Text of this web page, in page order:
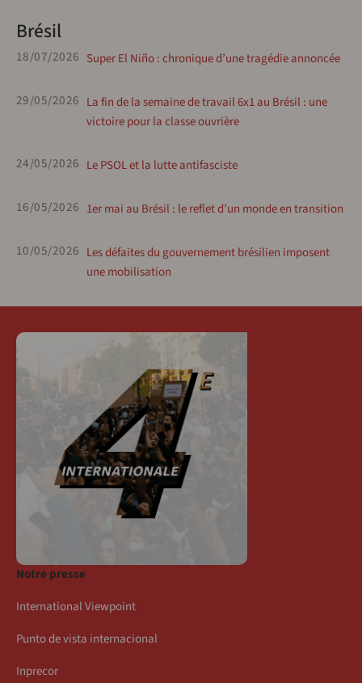
Brésil
18/07/2026 Super El Niño : chronique d’une tragédie annoncée
29/05/2026 La fin de la semaine de travail 6x1 au Brésil : une
victoire pour la classe ouvrière
24/05/2026 Le PSOL et la lutte antifasciste
16/05/2026 1er mai au Brésil : le reflet d’un monde en transition
10/05/2026 Les défaites du gouvernement brésilien imposent
une mobilisation
Notre presse
International Viewpoint
Punto de vista internacional
Inprecor